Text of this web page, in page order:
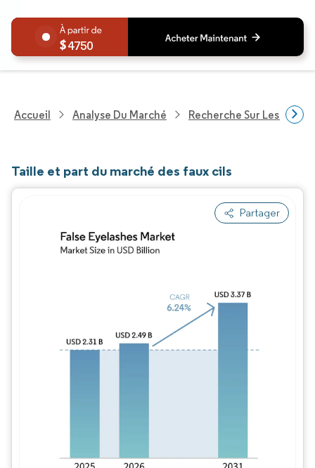
4750
Accueil Analyse Du Marché Recherche Sur Les
Taille et part du marché des faux cils
Partager